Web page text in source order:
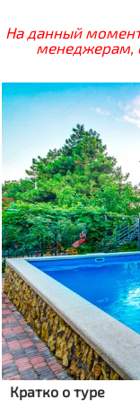
На данный
менеджерам,
Кратко о туре